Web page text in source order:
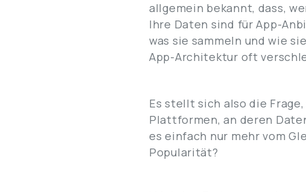
allgemein bekannt, dass,
Ihre Daten sind für App-
was sie sammeln und wie
App-Architektur oft
Es stellt sich also die
Plattformen, an deren
es einfach nur mehr vom
Popularität?